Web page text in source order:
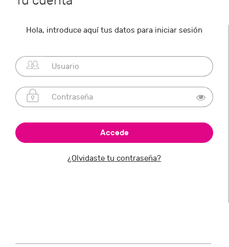
Hola, introduce aquí tus datos para iniciar sesión
¿Olvidaste tu contraseña?